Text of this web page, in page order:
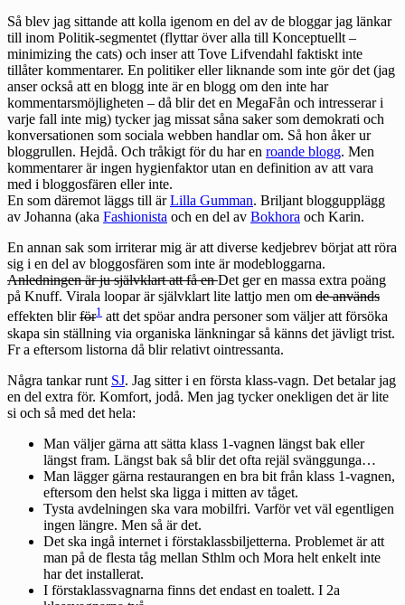
Så blev jag sittande att kolla igenom en del av de bloggar jag länkar
till inom Politik-segmentet (flyttar över alla till Konceptuellt –
minimizing the cats) och inser att Tove Lifvendahl faktiskt inte
tillåter kommentarer. En politiker eller liknande som inte gör det (jag
anser också att en blogg inte är en blogg om den inte har
kommentarsmöjligheten – då blir det en MegaFån och intresserar i
varje fall inte mig) tycker jag missat såna saker som demokrati och
konversationen som sociala webben handlar om. Så hon åker ur
bloggrullen. Hejdå. Och tråkigt för du har en roande blogg. Men
kommentarer är ingen hygienfaktor utan en definition av att vara
med i bloggosfären eller inte.
En som däremot läggs till ärLilla Gumman. Briljant bloggupplägg
av Johanna (aka Fashionista och en del av Bokhora och Karin.
En annan sak som irriterar mig är att diverse kedjebrev börjat att röra
sig i en del av bloggosfären som inte är modebloggarna.
Anledningen är ju självklart att få enDet ger en massa extra poäng
på Knuff. Virala loopar är självklart lite lattjo men om de används
effekten blirför1 att det spöar andra personer som väljer att försöka
skapa sin ställning via organiska länkningar så känns det jävligt trist.
Fr a eftersom listorna då blir relativt ointressanta.
Några tankar runt SJ. Jag sitter i en första klass-vagn. Det betalar jag
en del extra för. Komfort, jodå. Men jag tycker onekligen det är lite
si och så med det hela:
Man väljer gärna att sätta klass 1-vagnen längst bak eller
längst fram. Längst bak så blir det ofta rejäl svänggunga…
Man lägger gärna restaurangen en bra bit från klass 1-vagnen,
eftersom den helst ska ligga i mitten av tåget.
Tysta avdelningen ska vara mobilfri. Varför vet väl egentligen
ingen längre. Men så är det.
Det ska ingå internet i förstaklassbiljetterna. Problemet är att
man på de flesta tåg mellan Sthlm och Mora helt enkelt inte
har det installerat.
I förstaklassvagnarna finns det endast en toalett. I 2a